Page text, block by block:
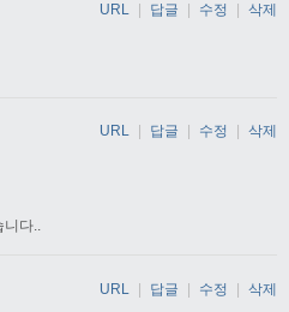
URL 답글 수정 삭제
니다..
URL 답글 수정 삭제
URL | 답글 | 수정 | 삭제